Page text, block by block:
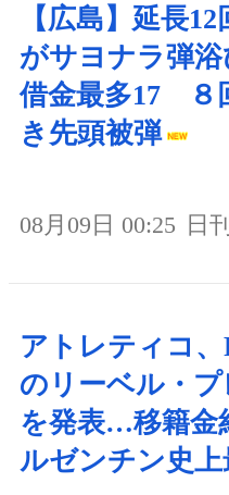
【広島】延長
がサヨナラ弾浴
借金最多17 ８
き先頭被弾
08月09日 00:25 日
アトレティコ
のリーベル・
を発表…移籍金
ルゼンチン史上